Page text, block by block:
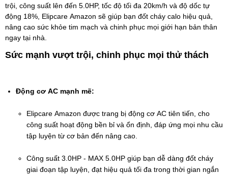
trội, công suất lên đến 5.0HP, tốc độ tối đa 20km/h và độ dốc tự
động 18%, Elipcare Amazon sẽ giúp bạn đốt cháy calo hiệu quả,
nâng cao sức khỏe tim mạch và chinh phục mọi giới hạn bản thân
ngay tại nhà.
Sức mạnh vượt trội, chinh phục mọi thử thách
Động cơ AC mạnh mẽ:
Elipcare Amazon được trang bị động cơ AC tiên tiến, cho
công suất hoạt động bền bỉ và ổn định, đáp ứng mọi nhu cầu
tập luyện từ cơ bản đến nâng cao.
Công suất 3.0HP - MAX 5.0HP giúp bạn dễ dàng đốt cháy
giai đoạn tập luyện, đạt hiệu quả tối đa trong thời gian ngắn